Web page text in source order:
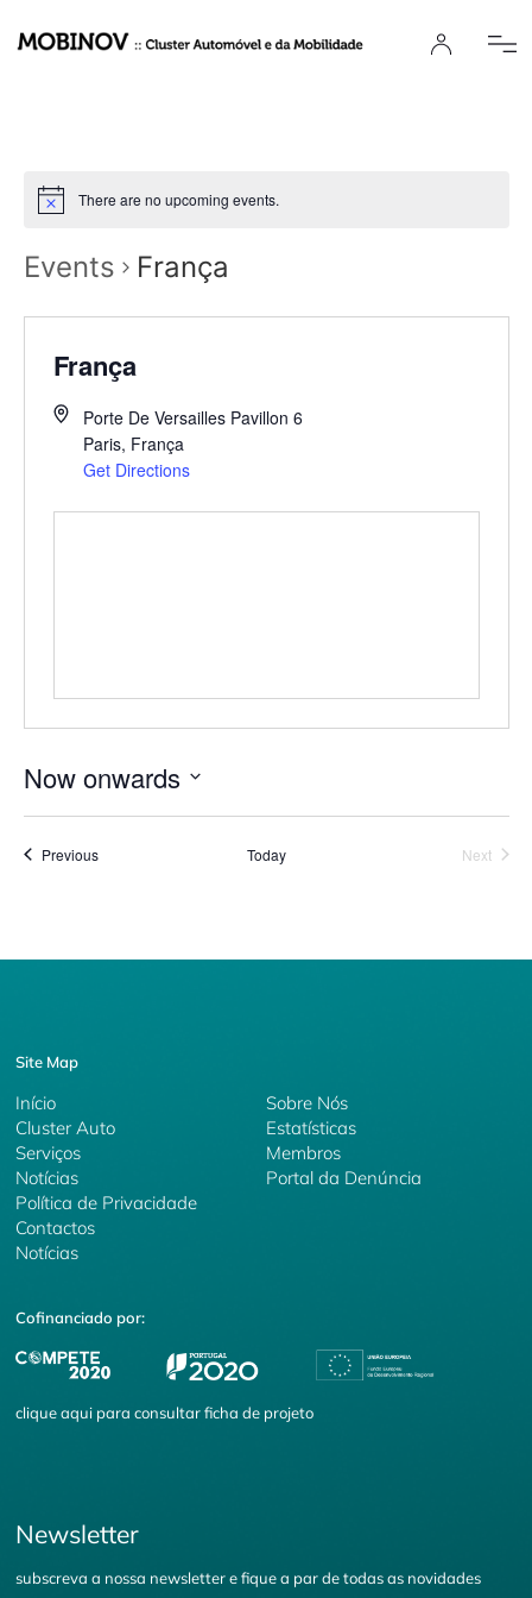
There are no upcoming events.
Events França
França
Porte De Versailles Pavillon 6
Paris, França
Get Directions
Now onwards
date.
PreviousEvents Today Next
Site Map
Início
Cluster Auto
Serviços
Sobre Nós
Estatísticas
Membros
Notícias
Política de Privacidade
Portal da Denúncia
Contactos
Notícias
Cofinanciado por:
cliqueaqui para consultar ficha de projeto
Newsletter
subscreva a nossa newsletter e fique a par de todas as novidades